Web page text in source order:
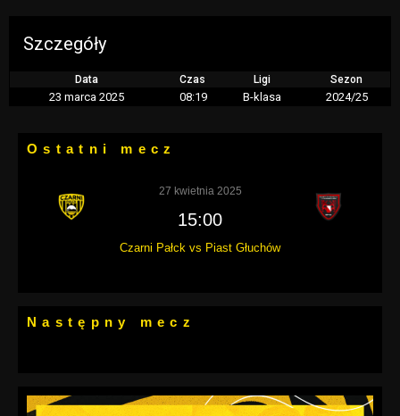
Szczegóły
Data Czas Ligi Sezon
23 marca 2025 08:19 B-klasa 2024/25
Ostatni mecz
27 kwietnia 2025
15:00
Czarni Pałck vs Piast Głuchów
Następny mecz